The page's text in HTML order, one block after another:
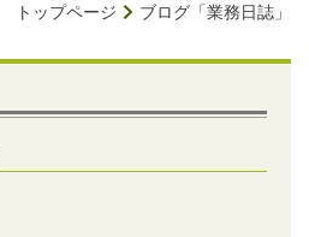
トップページ ブログ「業務日誌」